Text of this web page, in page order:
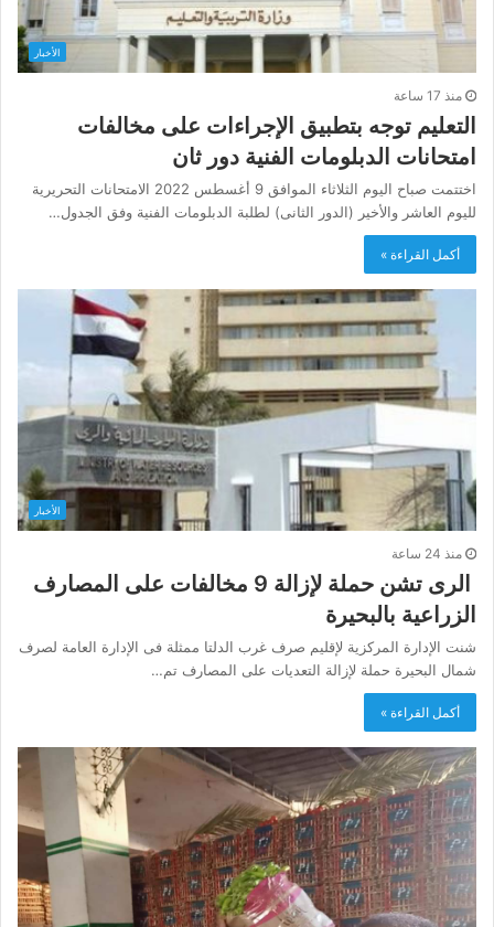
الأخبار
منذ 17 ساعة
التعليم توجه بتطبيق الإجراءات على مخالفات
امتحانات الدبلومات الفنية دور ثان
اختتمت صباح اليوم الثلاثاء الموافق 9 أغسطس 2022 الامتحانات التحريرية
لليوم العاشر والأخير (الدور الثانى) لطلبة الدبلومات الفنية وفق الجدول…
أكمل القراءة »
الأخبار
منذ 24 ساعة
‫ الرى تشن حملة لإزالة 9 مخالفات على المصارف
الزراعية بالبحيرة
شنت الإدارة المركزية لإقليم صرف غرب الدلتا ممثلة فى الإدارة العامة لصرف
شمال البحيرة حملة لإزالة التعديات على المصارف تم…
أكمل القراءة »